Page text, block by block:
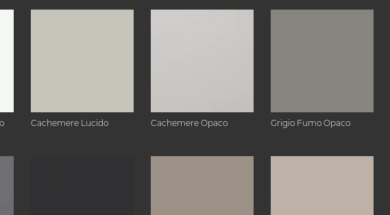
Cachemere Lucido Cachemere Opaco Grigio Fumo Opaco